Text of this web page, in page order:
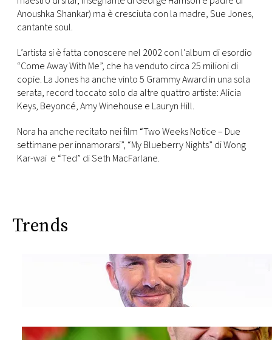
CONSIGLIA
Anoushka Shankar) ma è cresciuta con la madre, Sue Jones,
cantante soul.
L’artista si è fatta conoscere nel 2002 con l’album di esordio
“Come Away With Me”, che ha venduto circa 25 milioni di
copie. La Jones ha anche vinto 5 Grammy Award in una sola
serata, record toccato solo da altre quattro artiste: Alicia
Keys, Beyoncé, Amy Winehouse e Lauryn Hill.
Nora ha anche recitato nei film “Two Weeks Notice – Due
settimane per innamorarsi”, “My Blueberry Nights” di Wong
Kar-wai e “Ted” di Seth MacFarlane.
Trends